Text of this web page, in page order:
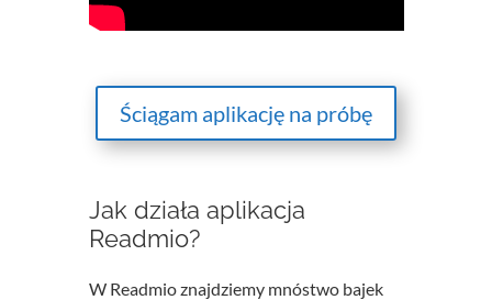
Ściągam aplikację na próbę
Jak działa aplikacja
Readmio?
W Readmio znajdziemy mnóstwo bajek